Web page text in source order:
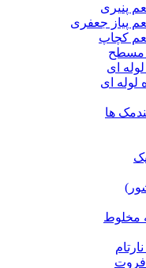
پنیری
پیاز جعفری
کچاپ
مسطح
ای
لوله ای
ها
مخلوط